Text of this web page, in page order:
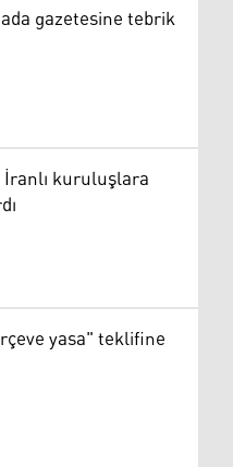
gazetesine tebrik
İranlı kuruluşlara
yasa" teklifine